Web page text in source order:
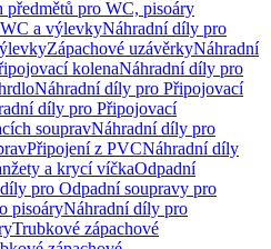
předmětů pro WC, pisoáry
a výlevkyNáhradní díly pro
Zápachové uzávěrkyNáhradní
kolenaNáhradní díly pro
Náhradní díly pro Připojovací
díly pro Připojovací
soupravNáhradní díly pro
Připojení z PVCNáhradní díly
a krycí víčkaOdpadní
pro Odpadní soupravy pro
pisoáryNáhradní díly pro
Trubkové zápachové